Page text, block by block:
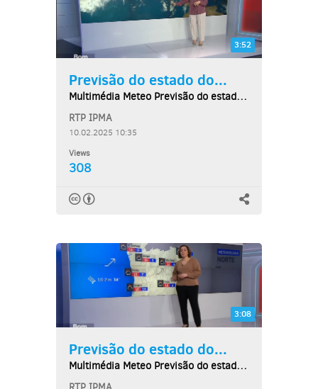
3:52
Previsão do estado do...
Multimédia Meteo Previsão do estado do tempo,...
RTP IPMA
10.02.2025 10:35
Views
308
3:08
Previsão do estado do...
Multimédia Meteo Previsão do estado do tempo,...